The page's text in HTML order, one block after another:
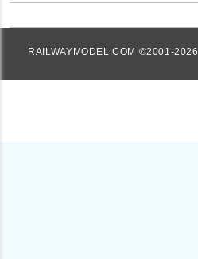
RAILWAYMODEL.COM ©2001-2026